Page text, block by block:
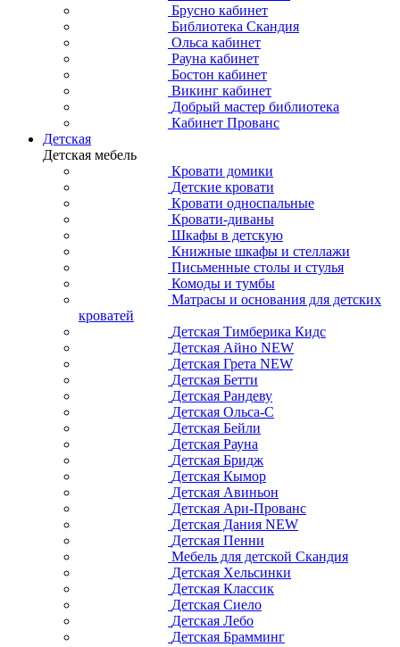
Брусно кабинет
Библиотека Скандия
Ольса кабинет
Рауна кабинет
Бостон кабинет
Викинг кабинет
Добрый мастер библиотека
Кабинет Прованс
Детская
Детская мебель
Кровати домики
Детские кровати
Кровати односпальные
Кровати-диваны
Шкафы в детскую
Книжные шкафы и стеллажи
Письменные столы и стулья
Комоды и тумбы
Матрасы и основания для детских
кроватей
Детская Тимберика Кидс
Детская Айно NEW
Детская Грета NEW
Детская Бетти
Детская Рандеву
Детская Ольса-С
Детская Бейли
Детская Рауна
Детская Бридж
Детская Кымор
Детская Авиньон
Детская Ари-Прованс
Детская Дания NEW
Детская Пенни
Мебель для детской Скандия
Детская Хельсинки
Детская Классик
Детская Сиело
Детская Лебо
Детская Брамминг